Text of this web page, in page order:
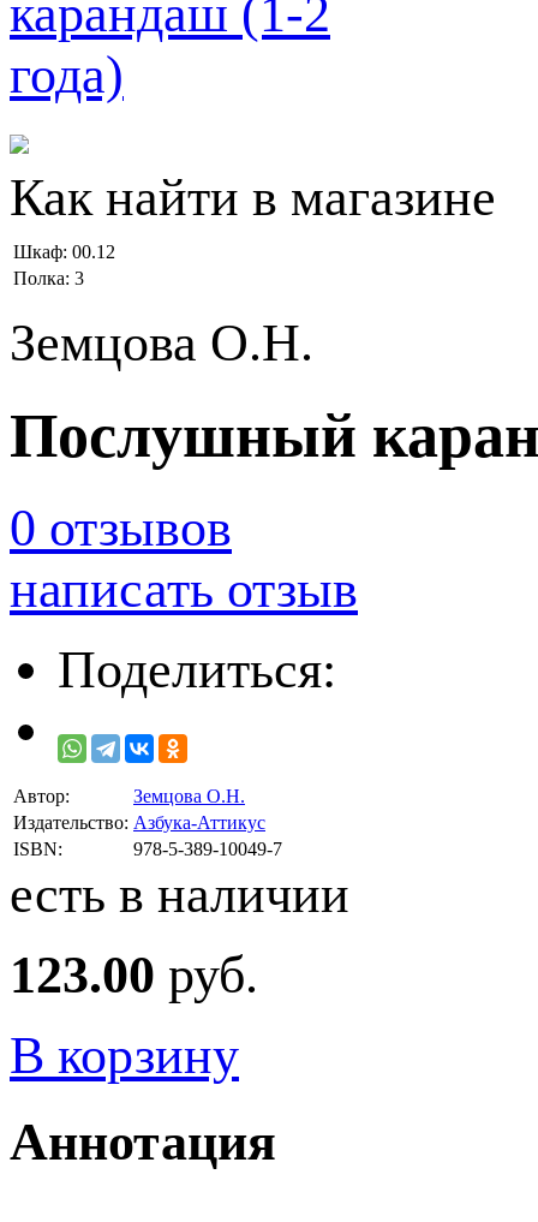
Как найти в магазине
Шкаф: 00.12
Полка: 3
Земцова О.Н.
Послушный
0 отзывов
написать отзыв
Поделиться:
Автор:
Земцова О.Н.
Издательство: Азбука-Аттикус
ISBN:
978-5-389-10049-7
есть в наличии
123.00 руб.
В корзину
Аннотация